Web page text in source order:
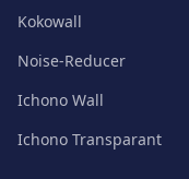
Kokowall
Noise-Reducer
Ichono Wall
Ichono Transparant